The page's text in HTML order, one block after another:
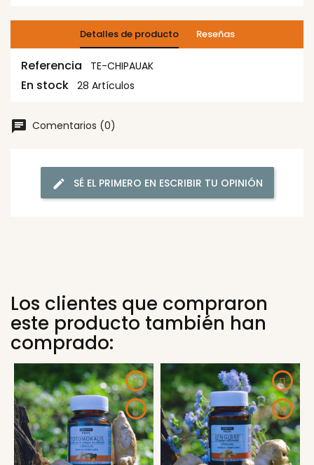
Detalles de producto Reseñas
Referencia TE-CHIPAUAK
En stock 28 Artículos
Comentarios (0)
SÉ EL PRIMERO EN ESCRIBIR TU OPINIÓN
Los clientes que compraron
este producto también han
comprado: